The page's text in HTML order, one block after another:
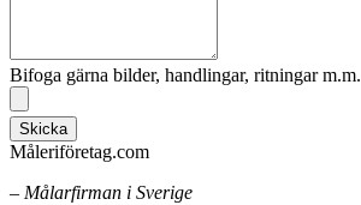
Bifoga gärna bilder, handlingar, ritningar m.m.
Skicka
Måleriföretag.com
– Målarfirman i Sverige